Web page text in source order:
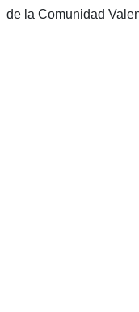
de la Comunidad